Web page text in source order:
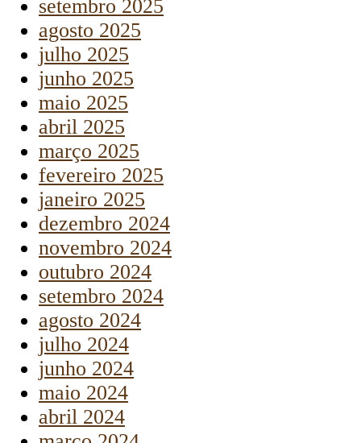
setembro 2025
agosto 2025
julho 2025
junho 2025
maio 2025
abril 2025
março 2025
fevereiro 2025
janeiro 2025
dezembro 2024
novembro 2024
outubro 2024
setembro 2024
agosto 2024
julho 2024
junho 2024
maio 2024
abril 2024